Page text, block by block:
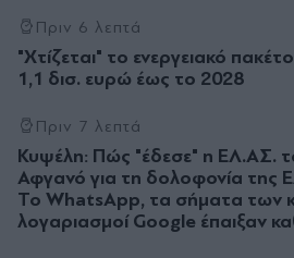
Πριν 6 λεπτά
"Χτίζεται" το ενεργειακό
1,1 δισ. ευρώ έως το 2028
Πριν 7 λεπτά
Κυψέλη: Πώς "έδεσε" η ΕΛ.ΑΣ.
Αφγανό για τη δολοφονία της
Το WhatsApp, τα σήματα των
λογαριασμοί Google έπαιξαν